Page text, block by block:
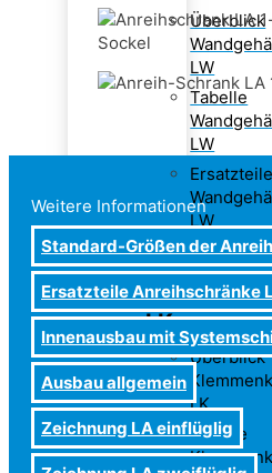
Überblick
LW
Tabelle
LW
Ersatzteile
LW
LK
Überblick
LK
Tabelle
Weitere Informationen
Standard-Größen der
Ersatzteile Anreihschränke
Innenausbau mit
Ausbau allgemein
Zeichnung LA einflüglig